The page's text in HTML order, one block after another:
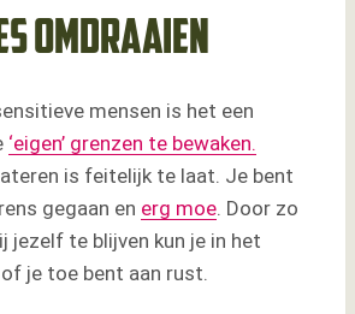
omdraaien
mensen is het een
‘eigen’ grenzen te bewaken.
is feitelijk te laat. Je bent
gegaan en erg moe. Door zo
jezelf te blijven kun je in het
je toe bent aan rust.